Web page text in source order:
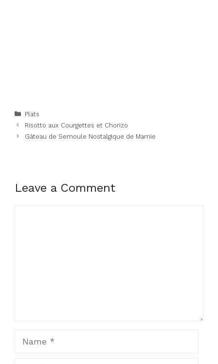
Categories
Plats
Risotto aux Courgettes et Chorizo
Gâteau de Semoule Nostalgique de Mamie
Leave a Comment